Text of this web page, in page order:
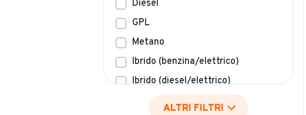
GPL
Metano
Ibrido (benzina/elettrico)
Ibrido (diesel/elettrico)
Elettrico
Idrogeno
ALTRI FILTRI